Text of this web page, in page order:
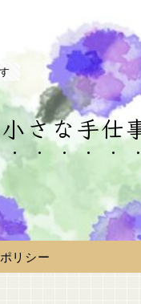
さな手仕
リシー